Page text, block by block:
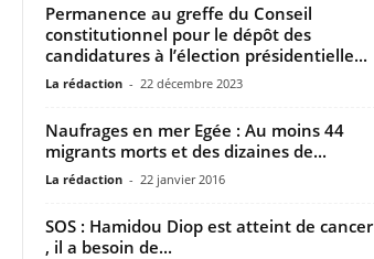
Permanence au greffe du Conseil
constitutionnel pour le dépôt des
candidatures à l’élection présidentielle...
La rédaction - 22 décembre 2023
Naufrages en mer Egée : Au moins 44
migrants morts et des dizaines de...
La rédaction - 22 janvier 2016
SOS : Hamidou Diop est atteint de cancer
, il a besoin de...